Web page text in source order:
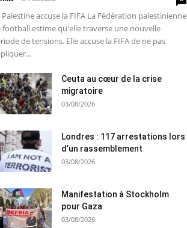
Palestine accuse la FIFA La Fédération palestinienne
football estime qu'elle traverse une nouvelle
de tensions. Elle accuse la FIFA de ne pas
Ceuta au cœur de la crise
migratoire
03/08/2026
Londres : 117 arrestations lors
d’un rassemblement
03/08/2026
Manifestation à Stockholm
pour Gaza
03/08/2026